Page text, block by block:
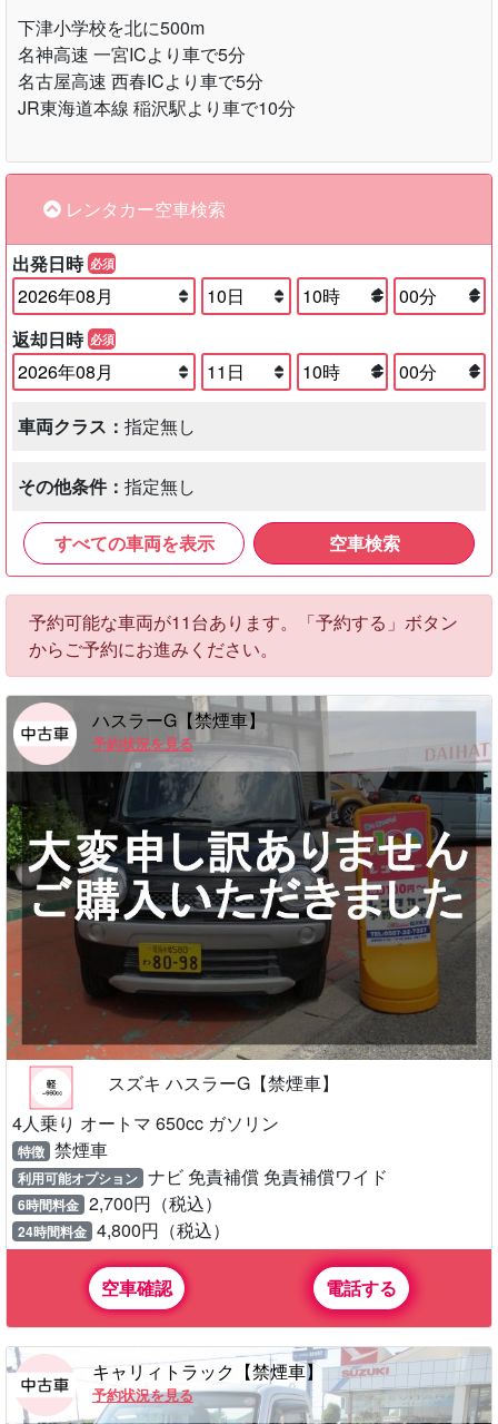
下津小学校を北に500m
名神高速 一宮ICより車で5分
名古屋高速 西春ICより車で5分
JR東海道本線 稲沢駅より車で10分
レンタカー空車検索
出発日時 必須
返却日時 必須
車両クラス： 指定無し
その他条件： 指定無し
すべての車両を表示 空車検索
予約可能な車両が11台あります。「予約する」ボタン
からご予約にお進みください。
ハスラーG【禁煙車】
予約状況を見る
スズキ ハスラーG【禁煙車】
4人乗り オートマ 650cc ガソリン
特徴 禁煙車
利用可能オプション ナビ 免責補償 免責補償ワイド
6時間料金 2,700円（税込）
24時間料金 4,800円（税込）
空車確認 電話する
キャリィトラック【禁煙車】
予約状況を見る